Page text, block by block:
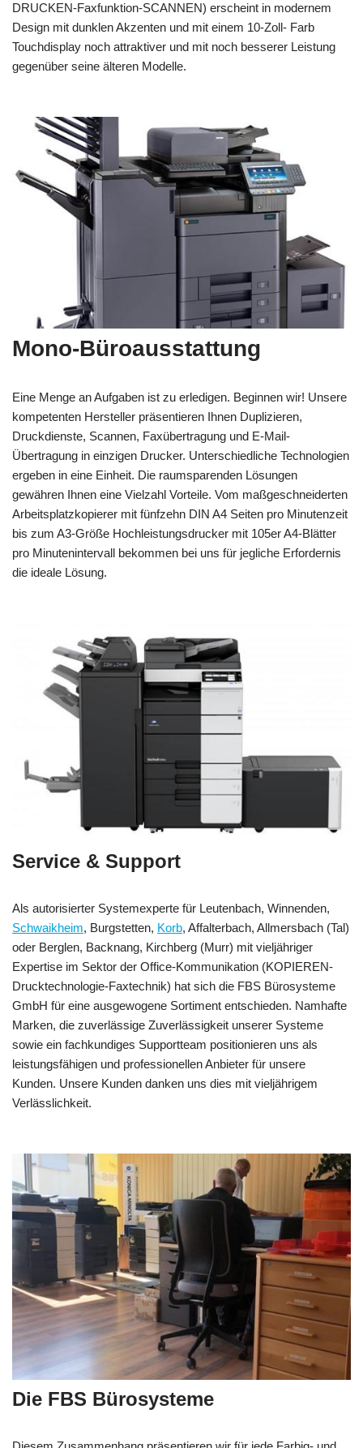
DRUCKEN-Faxfunktion-SCANNEN) erscheint in modernem
Design mit dunklen Akzenten und mit einem 10-Zoll- Farb
Touchdisplay noch attraktiver und mit noch besserer Leistung
gegenüber seine älteren Modelle.
Mono-Büroausstattung
Eine Menge an Aufgaben ist zu erledigen. Beginnen wir! Unsere
kompetenten Hersteller präsentieren Ihnen Duplizieren,
Druckdienste, Scannen, Faxübertragung und E-Mail-
Übertragung in einzigen Drucker. Unterschiedliche Technologien
ergeben in eine Einheit. Die raumsparenden Lösungen
gewähren Ihnen eine Vielzahl Vorteile. Vom maßgeschneiderten
Arbeitsplatzkopierer mit fünfzehn DIN A4 Seiten pro Minutenzeit
bis zum A3-Größe Hochleistungsdrucker mit 105er A4-Blätter
pro Minutenintervall bekommen bei uns für jegliche Erfordernis
die ideale Lösung.
Service & Support
Als autorisierter Systemexperte für Leutenbach, Winnenden,
Schwaikheim, Burgstetten, Korb, Affalterbach, Allmersbach (Tal)
oder Berglen, Backnang, Kirchberg (Murr) mit vieljähriger
Expertise im Sektor der Office-Kommunikation (KOPIEREN-
Drucktechnologie-Faxtechnik) hat sich die FBS Bürosysteme
GmbH für eine ausgewogene Sortiment entschieden. Namhafte
Marken, die zuverlässige Zuverlässigkeit unserer Systeme
sowie ein fachkundiges Supportteam positionieren uns als
leistungsfähigen und professionellen Anbieter für unsere
Kunden. Unsere Kunden danken uns dies mit vieljährigem
Verlässlichkeit.
Die FBS Bürosysteme